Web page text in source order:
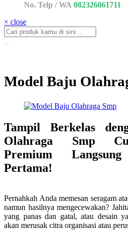
No. Telp / WA 082326061711
× close
Model Baju
Tampil Berkelas
Olahraga Smp
Premium
Pertama!
Pernahkah Anda memesan seragam
namun hasilnya mengecewakan?
yang panas dan gatal, atau desain
akan merusak citra organisasi atau